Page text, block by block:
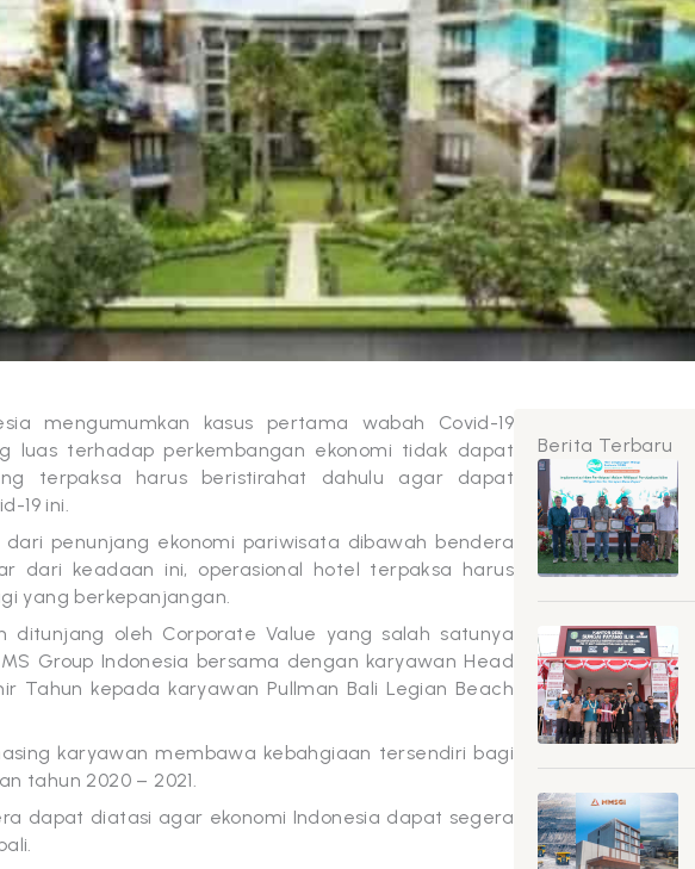
mengumumkan kasus pertama wabah Covid-19
luas terhadap perkembangan ekonomi tidak dapat
terpaksa harus beristirahat dahulu agar dapat
19 ini.
penunjang ekonomi pariwisata dibawah bendera
dari keadaan ini, operasional hotel terpaksa harus
yang berkepanjangan.
oleh Corporate Value yang salah satunya
Group Indonesia bersama dengan karyawan Head
Tahun kepada karyawan Pullman Bali Legian Beach
karyawan membawa kebahgiaan tersendiri bagi
tahun 2020 – 2021.
dapat diatasi agar ekonomi Indonesia dapat segera
Berita Terbaru